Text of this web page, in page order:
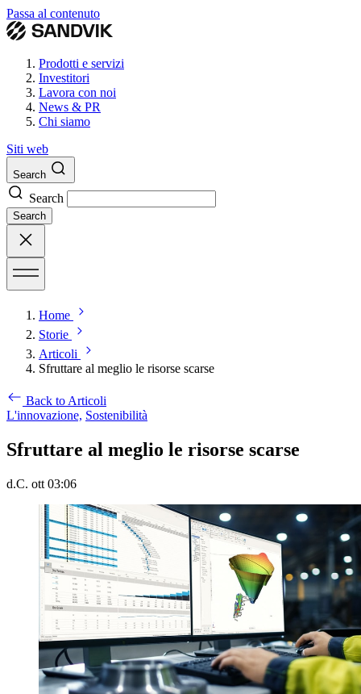
Passa al contenuto
Prodotti e servizi
Investitori
Lavora con noi
News & PR
Chi siamo
Siti web
Search
Search
Search
Home
Storie
Articoli
Sfruttare al meglio le risorse scarse
Back to Articoli
L'innovazione, Sostenibilità
Sfruttare al meglio le risorse scarse
d.C. ott 03:06